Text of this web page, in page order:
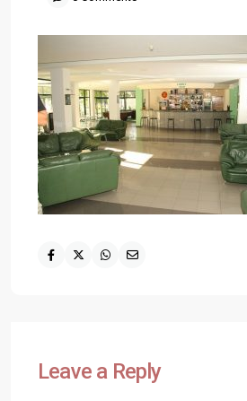
Leave a Reply